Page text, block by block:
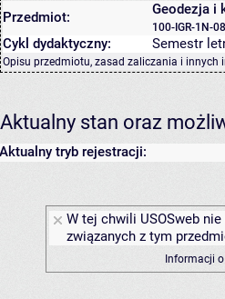
Przedmiot: Geodezja i
100-IGR-1N-
Cykl dydaktyczny: Semestr
Opisu przedmiotu, zasad zaliczania i innych
Aktualny stan oraz
Aktualny tryb rejestracji:
W tej chwili USOSweb
związanych z tym
Informacji